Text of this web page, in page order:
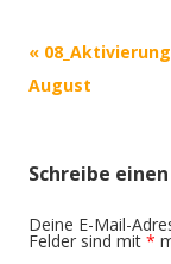
Beitrags-
Navigation
«
August
Schreibe
Deine E-Mail-
Felder sind mit *